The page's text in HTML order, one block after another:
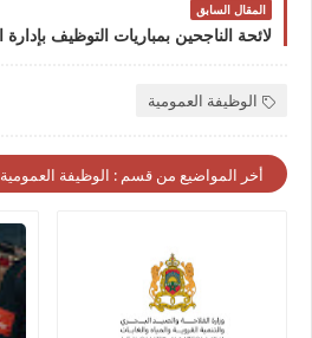
المقال السابق
الوظيفة العمومية
أخر المواضيع من قسم : الوظيفة العمومية